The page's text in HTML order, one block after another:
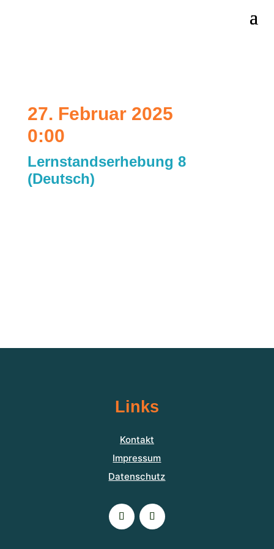
27. Februar 2025
0:00
Lernstandserhebung 8
(Deutsch)
Links
Kontakt
Impressum
Datenschutz